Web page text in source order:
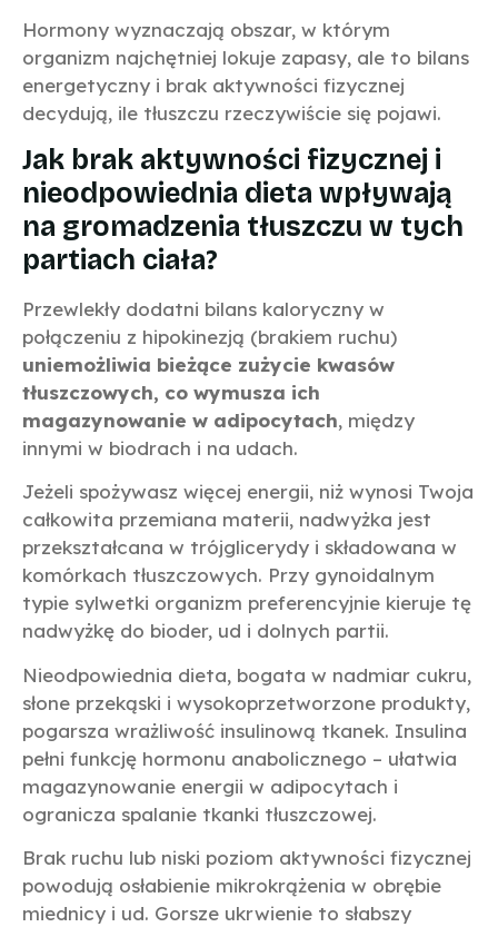
Hormony wyznaczają obszar, w którym
organizm najchętniej lokuje zapasy, ale to bilans
energetyczny i brak aktywności fizycznej
decydują, ile tłuszczu rzeczywiście się pojawi.
Jak brak aktywności fizycznej i
nieodpowiednia dieta wpływają
na gromadzenia tłuszczu w tych
partiach ciała?
Przewlekły dodatni bilans kaloryczny w
połączeniu z hipokinezją (brakiem ruchu)
uniemożliwia bieżące zużycie kwasów
tłuszczowych, co wymusza ich
magazynowanie w adipocytach, między
innymi w biodrach i na udach.
Jeżeli spożywasz więcej energii, niż wynosi Twoja
całkowita przemiana materii, nadwyżka jest
przekształcana w trójglicerydy i składowana w
komórkach tłuszczowych. Przy gynoidalnym
typie sylwetki organizm preferencyjnie kieruje tę
nadwyżkę do bioder, ud i dolnych partii.
Nieodpowiednia dieta, bogata w nadmiar cukru,
słone przekąski i wysokoprzetworzone produkty,
pogarsza wrażliwość insulinową tkanek. Insulina
pełni funkcję hormonu anabolicznego – ułatwia
magazynowanie energii w adipocytach i
ogranicza spalanie tkanki tłuszczowej.
Brak ruchu lub niski poziom aktywności fizycznej
powodują osłabienie mikrokrążenia w obrębie
miednicy i ud. Gorsze ukrwienie to słabszy